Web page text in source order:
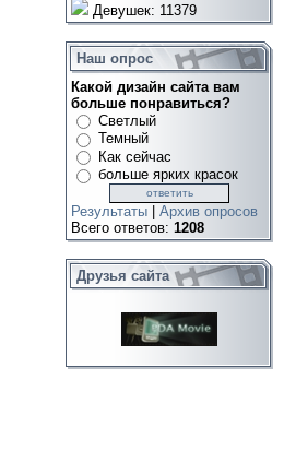
Девушек: 11379
Наш опрос
Какой дизайн сайта вам
больше понравиться?
Светлый
Темный
Как сейчас
больше ярких красок
Результаты
Архив опросов
Всего ответов: 1208
Друзья сайта